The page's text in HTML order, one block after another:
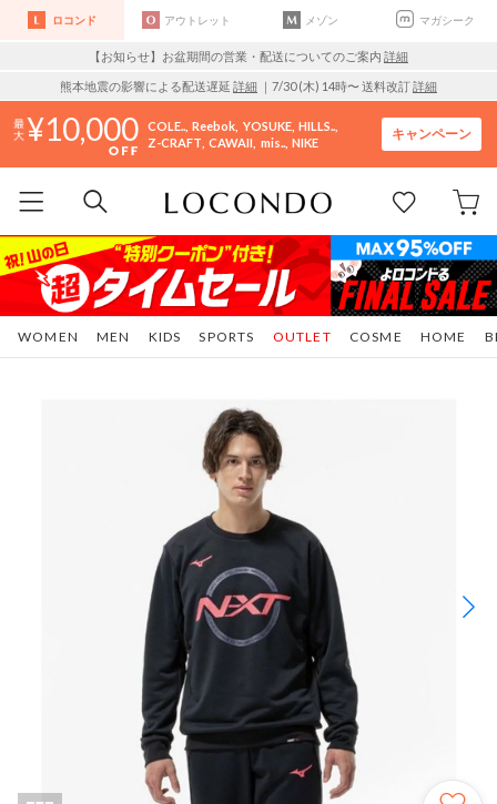
ロコンド アウトレット メゾン マガシーク
【お知らせ】お盆期間の営業・配送についてのご案内 詳細
熊本地震の影響による配送遅延 詳細 ｜7/30 (木) 14時〜 送料改訂詳細
10,000 COLE.. Reebok YOSUKE HILLS..
Z-CRAFT CAWAII mis.. NIKE
キャンペーン
WOMEN MEN KIDS SPORTS COSME HOME
OUTLET